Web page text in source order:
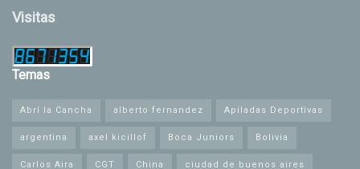
Visitas
Temas
Abrí la Cancha alberto fernandez Apiladas Deportivas
argentina axel kicillof Boca Juniors Bolivia
Carlos Aira CGT China ciudad de buenos aires